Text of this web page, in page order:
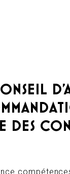
DES